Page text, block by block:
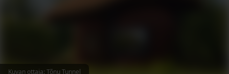
Kuvan ottaja: Tõnu Tunnel